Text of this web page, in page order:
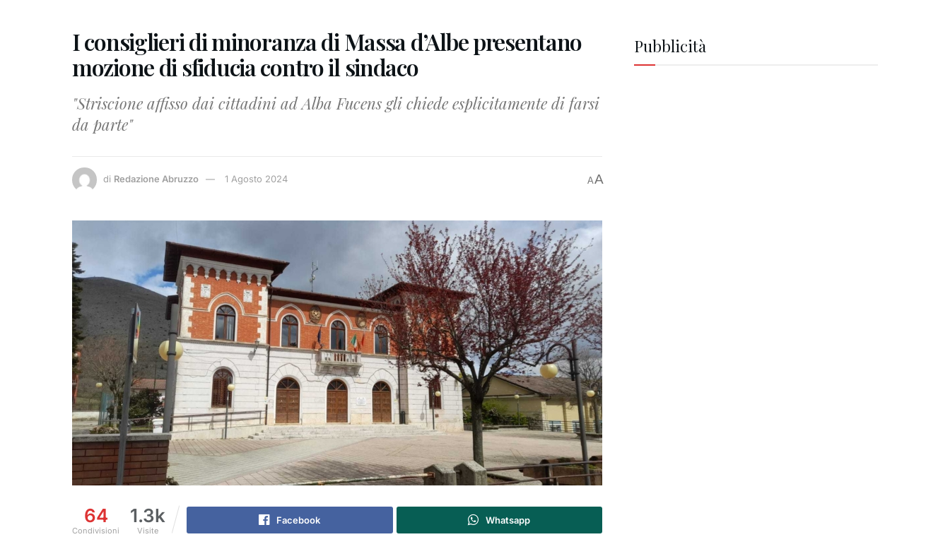
I consiglieri di minoranza di Massa d’Albe presentano
mozione di sfiducia contro il sindaco
"Striscione affisso dai cittadini ad Alba Fucens gli chiede esplicitamente di farsi
da parte"
di Redazione Abruzzo 1 Agosto 2024 AA
64
Condivisioni
1.3k
Visite
Facebook Whatsapp
Pubblicità